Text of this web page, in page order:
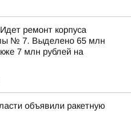
ремонт корпуса
№ 7. Выделено 65 млн
7 млн рублей на
объявили ракетную